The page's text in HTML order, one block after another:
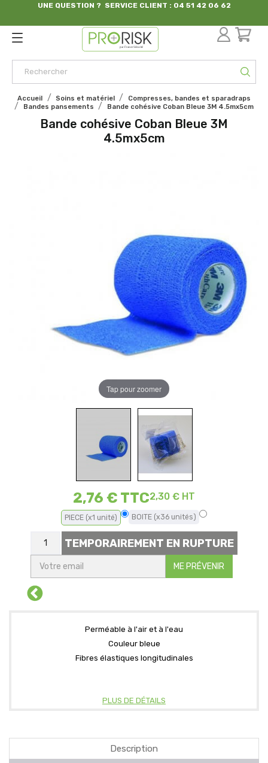
UNE QUESTION ? SERVICE CLIENT : 04 51 42 06 62
par France Sécurité
Accueil Soins et matériel
Compresses, bandes et sparadraps
Bandes pansements
Bande cohésive Coban Bleue 3M 4.5mx5cm
Bande cohésive Coban Bleue 3M
4.5mx5cm
Tap pour zoomer
2,76 € TTC2,30 € HT
PIECE (x1 unité) BOITE (x36 unités)
TEMPORAIREMENT EN RUPTURE
ME PRÉVENIR
Perméable à l'air et à l'eau
Couleur bleue
Fibres élastiques longitudinales
PLUS DE DÉTAILS
Description